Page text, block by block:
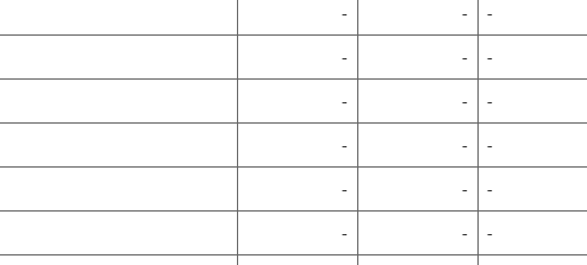
- - -
- - -
- - -
- - -
- - -
- - -